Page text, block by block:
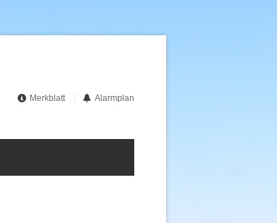
Merkblatt Alarmplan